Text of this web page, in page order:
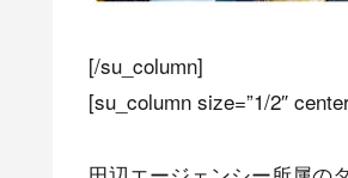
[/su_column]
[su_column size=”1/2″